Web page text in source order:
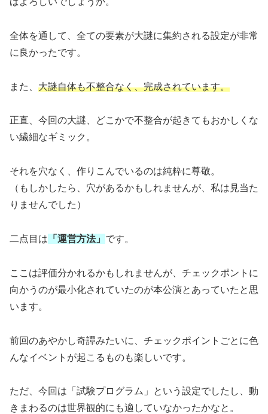
全体を通して、全ての要素が大謎に集約される設定が非常
に良かったです。
また、 大謎自体も不整合なく、完成されています。
正直、今回の大謎、どこかで不整合が起きてもおかしくな
い繊細なギミック。
それを穴なく、作りこんでいるのは純粋に尊敬。
（もしかしたら、穴があるかもしれませんが、私は見当た
りませんでした）
二点目は 「運営方法」 です。
ここは評価分かれるかもしれませんが、チェックポントに
向かうのが最小化されていたのが本公演とあっていたと思
います。
前回のあやかし奇譚みたいに、チェックポイントごとに色
んなイベントが起こるものも楽しいです。
ただ、今回は「試験プログラム」という設定でしたし、動
きまわるのは世界観的にも適していなかったかなと。